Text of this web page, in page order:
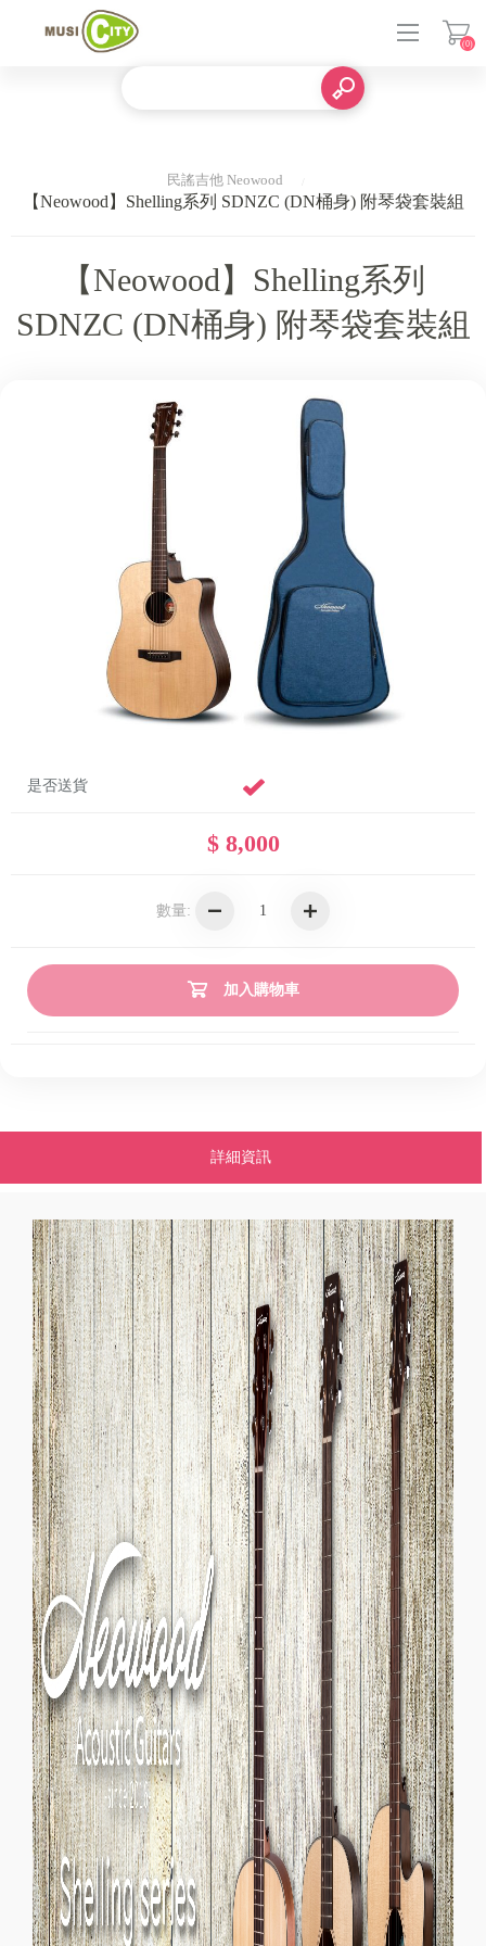
(0)
民謠吉他 Neowood
【Neowood】Shelling系列 SDNZC (DN桶身) 附琴袋套裝組
【Neowood】Shelling系列
SDNZC (DN桶身) 附琴袋套裝組
是否送貨
$ 8,000
數量:
加入購物車
詳細資訊